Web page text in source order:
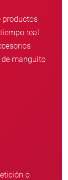
productos
real
manguito
o